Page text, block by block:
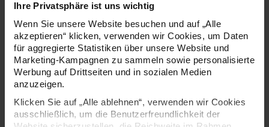
Ihre Privatsphäre ist uns wichtig
Wenn Sie unsere Website besuchen und auf „Alle
akzeptieren“ klicken, verwenden wir Cookies, um Daten
für aggregierte Statistiken über unsere Website und
Marketing-Kampagnen zu sammeln sowie personalisierte
Werbung auf Drittseiten und in sozialen Medien
anzuzeigen.
Klicken Sie auf „Alle ablehnen“, verwenden wir Cookies
ausschließlich, um die Benutzerfreundlichkeit der
jedem Raum. Die Kerzen machen sich nicht nur im
Kerzenhalter gut, sondern können auch super im Sand in
einer Schale präsentiert werden. Sie haben einen
Durchmesser von 1,2 cm und sind ca. 10 cm hoch.
- Spiralkerzen in aufeinander abgestimmten Farben